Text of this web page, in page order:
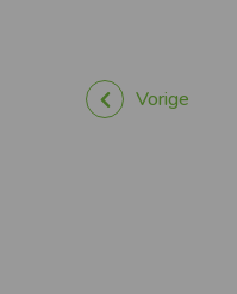
Vorige